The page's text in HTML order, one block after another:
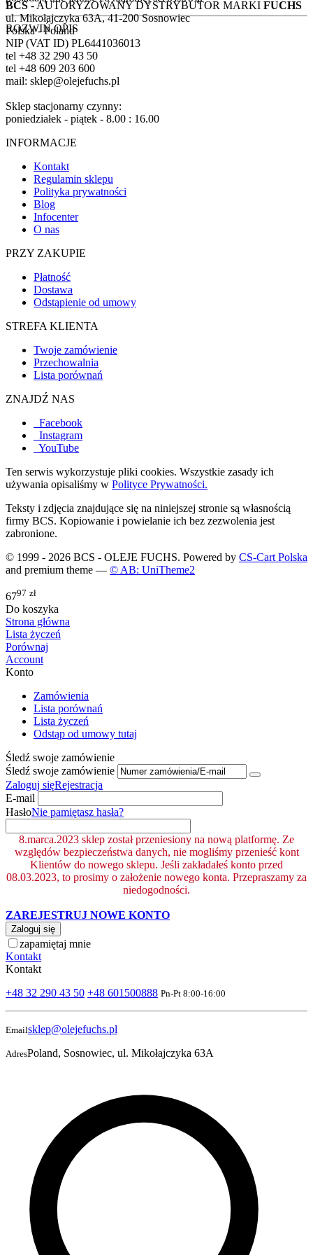
ROZWIŃ OPIS
BCS- AUTORYZOWANY DYSTRYBUTOR MARKI FUCHS
ul. Mikołajczyka 63A, 41-200 Sosnowiec
Polska - Poland
NIP (VAT ID) PL6441036013
tel +48 32 290 43 50
tel +48 609 203 600
mail: sklep@olejefuchs.pl
Sklep stacjonarny czynny:
poniedziałek - piątek - 8.00 : 16.00
INFORMACJE
Kontakt
Regulamin sklepu
Polityka prywatności
Blog
Infocenter
O nas
PRZY ZAKUPIE
Płatność
Dostawa
Odstąpienie od umowy
STREFA KLIENTA
Twoje zamówienie
Przechowalnia
Lista porównań
ZNAJDŹ NAS
Facebook
Instagram
YouTube
Ten serwis wykorzystuje pliki cookies. Wszystkie zasady ich
używania opisaliśmy w Polityce Prywatności.
Teksty i zdjęcia znajdujące się na niniejszej stronie są własnością
firmy BCS. Kopiowanie i powielanie ich bez zezwolenia jest
zabronione.
© 1999 - 2026 BCS - OLEJE FUCHS. Powered by CS-Cart Polska
and premium theme — © AB: UniTheme2
6797 zł
Do koszyka
Strona główna
Lista życzeń
Porównaj
Account
Konto
Zamówienia
Lista porównań
Lista życzeń
Odstąp od umowy tutaj
Śledź swoje zamówienie
Śledź swoje zamówienie
Zaloguj sięRejestracja
E-mail
HasłoNie pamiętasz hasła?
8.marca.2023 sklep został przeniesiony na nową platformę. Ze
względów bezpieczeństwa danych, nie mogliśmy przenieść kont
Klientów do nowego sklepu. Jeśli zakładałeś konto przed
08.03.2023, to prosimy o założenie nowego konta. Przepraszamy za
niedogodności.
ZAREJESTRUJ NOWE KONTO
Zaloguj się
zapamiętaj mnie
Kontakt
Kontakt
+48 32 290 43 50 +48 601500888 Pn-Pt 8:00-16:00
Emailsklep@olejefuchs.pl
AdresPoland, Sosnowiec, ul. Mikołajczyka 63A